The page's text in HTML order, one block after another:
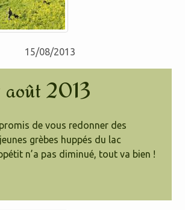
15/08/2013
2013
de vous redonner des
grèbes huppés du lac
n’a pas diminué, tout va bien !